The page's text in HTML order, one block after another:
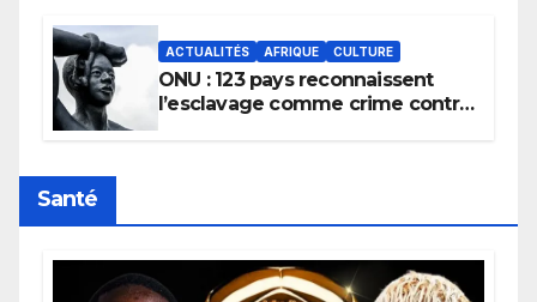
ACTUALITÉS AFRIQUE CULTURE
ONU : 123 pays reconnaissent
l’esclavage comme crime contre
Santé